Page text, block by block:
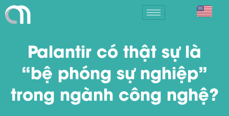
Palantir có thật sự là
“bệ phóng sự nghiệp”
trong ngành công nghệ?